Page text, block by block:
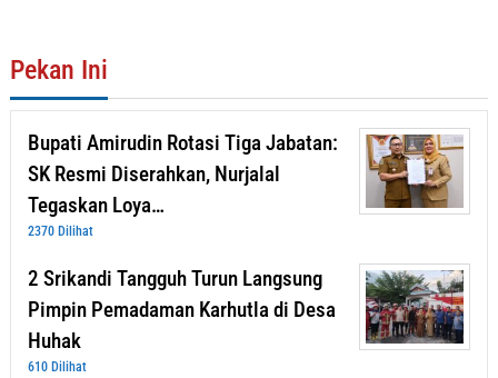
Pekan Ini
Bupati Amirudin Rotasi Tiga Jabatan:
SK Resmi Diserahkan, Nurjalal
Tegaskan Loya…
2370 Dilihat
2 Srikandi Tangguh Turun Langsung
Pimpin Pemadaman Karhutla di Desa
Huhak
610 Dilihat